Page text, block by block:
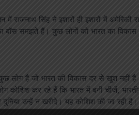
सिंह ने इशारों ही इशारों में अमेरिकी
बॉस समझते हैं। कुछ लोगों को भारत का विकास
लोग हैं जो भारत की विकास दर से खुश नहीं
कर रहे हैं कि भारत में बनी चीजें,
दुनिया उन्हें न खरीदे। यह कोशिश की जा रही है।